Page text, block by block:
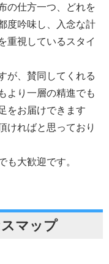
の仕方一つ、どれを
度吟味し、入念な計
重視しているスタイ
が、賛同してくれる
より一層の精進でも
をお届けできます
ければと思っており
も大歓迎です。
マップ